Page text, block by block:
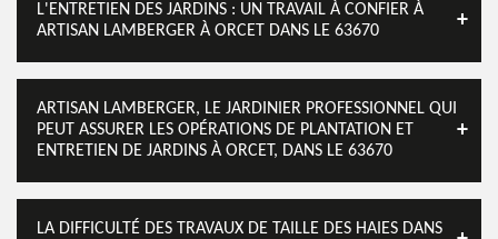
L'ENTRETIEN DES JARDINS : UN TRAVAIL À CONFIER À
ARTISAN LAMBERGER À ORCET DANS LE 63670
ARTISAN LAMBERGER, LE JARDINIER PROFESSIONNEL QUI
PEUT ASSURER LES OPÉRATIONS DE PLANTATION ET
ENTRETIEN DE JARDINS À ORCET, DANS LE 63670
LA DIFFICULTÉ DES TRAVAUX DE TAILLE DES HAIES DANS